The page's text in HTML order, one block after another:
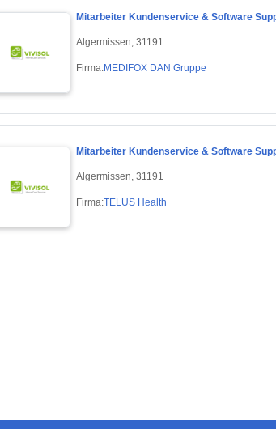
Mitarbeiter Kundenservice & Software
Algermissen, 31191
Firma:MEDIFOX DAN Gruppe
Mitarbeiter Kundenservice & Software
Algermissen, 31191
Firma:TELUS Health